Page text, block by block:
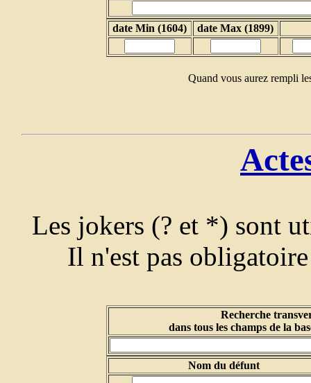
date Min (1604) date Max (1899)
Quand vous aurez rempli
Les jokers (? et *) sont
Il n'est pas
Recherche
dans tous les champs de la
Nom du défunt